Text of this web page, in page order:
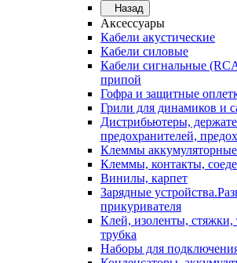
Назад
Аксессуары
Кабели акустические
Кабели силовые
Кабели сигнальные
припой
Гофра и защитные
Грили для динамиков и
Дистрибьютеры,
предохранителей,
Клеммы аккумуляторные
Клеммы, контакты,
Винилы, карпет
Зарядные
прикуривателя
Клей, изоленты, стяжки,
трубка
Наборы для